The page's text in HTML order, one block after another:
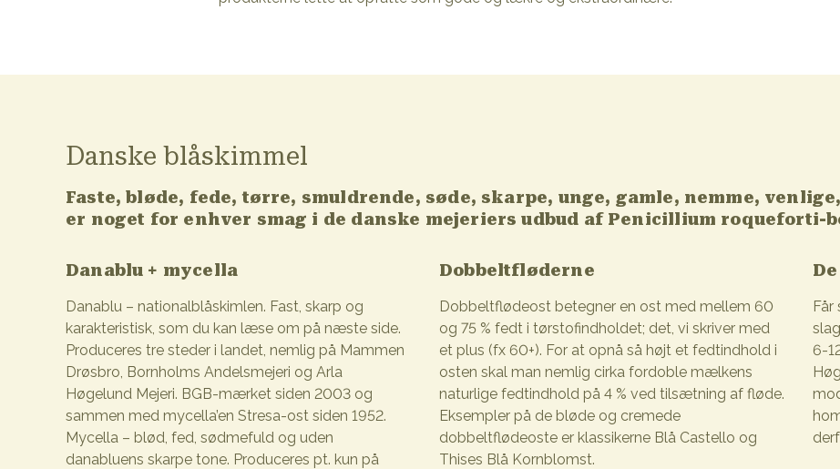
Danske blåskimmel
Faste, bløde, fede, tørre, smuldrende, søde, skarpe, unge, gamle, nemme,
er noget for enhver smag i de danske mejeriers udbud af Penicillium roqueforti-
Danablu + mycella
Danablu – nationalblåskimlen. Fast, skarp og
karakteristisk, som du kan læse om på næste side.
Produceres tre steder i landet, nemlig på Mammen
Drøsbro, Bornholms Andelsmejeri og Arla
Høgelund Mejeri. BGB-mærket siden 2003 og
sammen med mycella’en Stresa-ost siden 1952.
Mycella – blød, fed, sødmefuld og uden
danabluens skarpe tone. Produceres pt. kun på
Dobbeltfløderne
Dobbeltflødeost betegner en ost med mellem 60
og 75 % fedt i tørstofindholdet; det, vi skriver med
et plus (fx 60+). For at opnå så højt et fedtindhold i
osten skal man nemlig cirka fordoble mælkens
naturlige fedtindhold på 4 % ved tilsætning af fløde.
Eksempler på de bløde og cremede
dobbeltflødeoste er klassikerne Blå Castello og
Thises Blå Kornblomst.
6-